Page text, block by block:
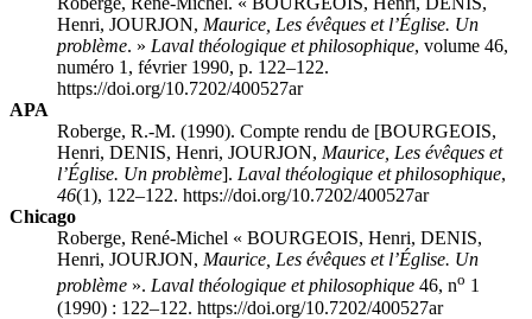
Henri, JOURJON, Maurice, Les évêques et l’Église. Un
problème. » Laval théologique et philosophique, volume 46,
numéro 1, février 1990, p. 122–122.
https://doi.org/10.7202/400527ar
APA
Roberge, R.-M. (1990). Compte rendu de [BOURGEOIS,
Henri, DENIS, Henri, JOURJON, Maurice, Les évêques et
l’Église. Un problème]. Laval théologique et philosophique,
46(1), 122–122. https://doi.org/10.7202/400527ar
Chicago
Roberge, René-Michel « BOURGEOIS, Henri, DENIS,
Henri, JOURJON, Maurice, Les évêques et l’Église. Un
problème ». Laval théologique et philosophique 46, no 1
(1990) : 122–122. https://doi.org/10.7202/400527ar